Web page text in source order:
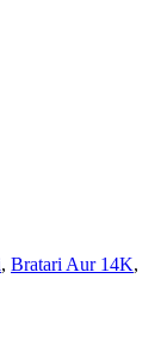
, Bratari Aur 14K,